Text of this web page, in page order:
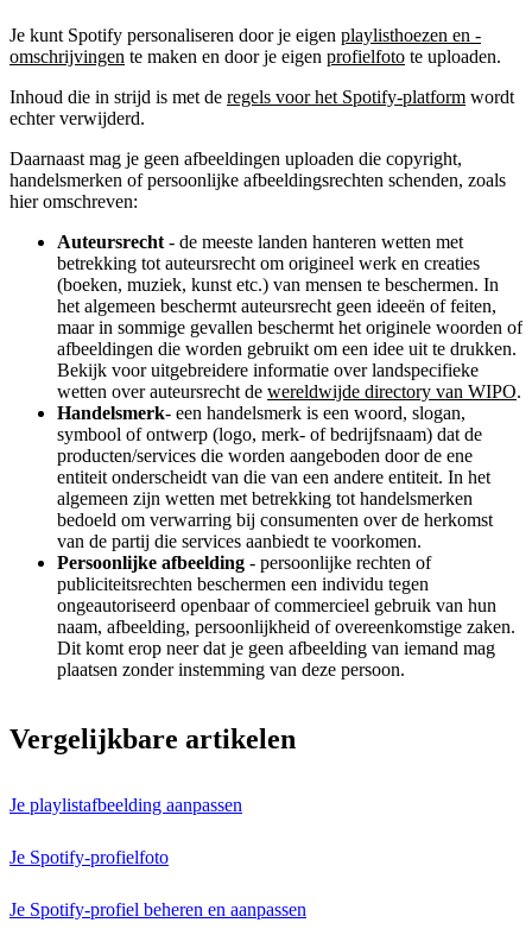
Je kunt Spotify personaliseren door je eigen playlisthoezen en -
omschrijvingen te maken en door je eigen profielfoto te uploaden.
Inhoud die in strijd is met de regels voor het Spotify-platform wordt
echter verwijderd.
Daarnaast mag je geen afbeeldingen uploaden die copyright,
handelsmerken of persoonlijke afbeeldingsrechten schenden, zoals
hier omschreven:
Auteursrecht - de meeste landen hanteren wetten met
betrekking tot auteursrecht om origineel werk en creaties
(boeken, muziek, kunst etc.) van mensen te beschermen. In
het algemeen beschermt auteursrecht geen ideeën of feiten,
maar in sommige gevallen beschermt het originele woorden of
afbeeldingen die worden gebruikt om een idee uit te drukken.
Bekijk voor uitgebreidere informatie over landspecifieke
wetten over auteursrecht de wereldwijde directory van WIPO.
Handelsmerk- een handelsmerk is een woord, slogan,
symbool of ontwerp (logo, merk- of bedrijfsnaam) dat de
producten/services die worden aangeboden door de ene
entiteit onderscheidt van die van een andere entiteit. In het
algemeen zijn wetten met betrekking tot handelsmerken
bedoeld om verwarring bij consumenten over de herkomst
van de partij die services aanbiedt te voorkomen.
Persoonlijke afbeelding - persoonlijke rechten of
publiciteitsrechten beschermen een individu tegen
ongeautoriseerd openbaar of commercieel gebruik van hun
naam, afbeelding, persoonlijkheid of overeenkomstige zaken.
Dit komt erop neer dat je geen afbeelding van iemand mag
plaatsen zonder instemming van deze persoon.
Vergelijkbare artikelen
Je playlistafbeelding aanpassen
Je Spotify-profielfoto
Je Spotify-profiel beheren en aanpassen